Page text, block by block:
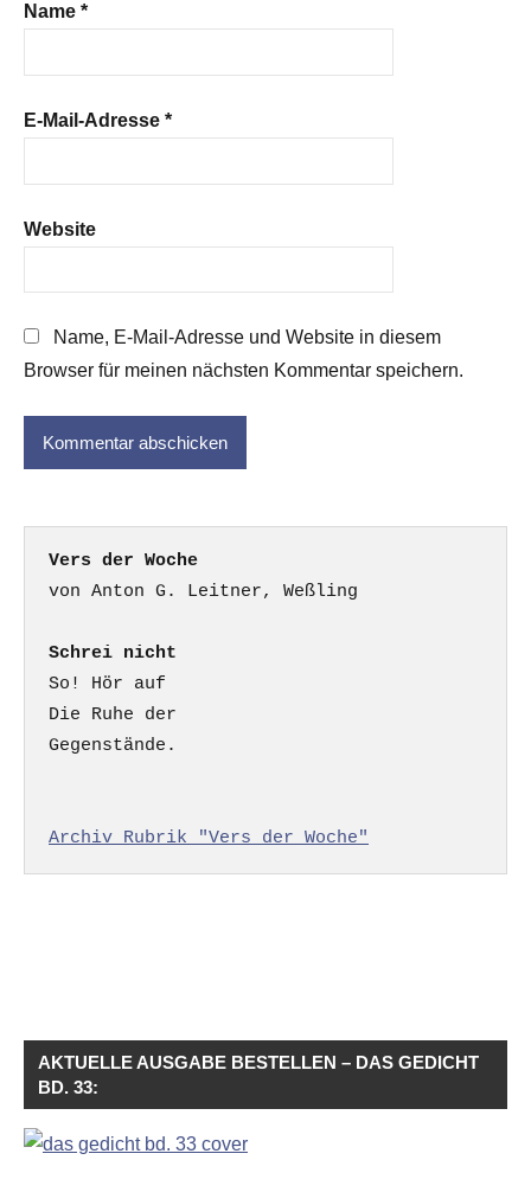
Name *
E-Mail-Adresse *
Website
Name, E-Mail-Adresse und Website in diesem
Browser für meinen nächsten Kommentar speichern.
Vers der Woche
Schrei nicht
So! Hör auf
Die Ruhe der
Gegenstände.
Archiv Rubrik "Vers der Woche"
AKTUELLE AUSGABE BESTELLEN – DAS GEDICHT
BD. 33: